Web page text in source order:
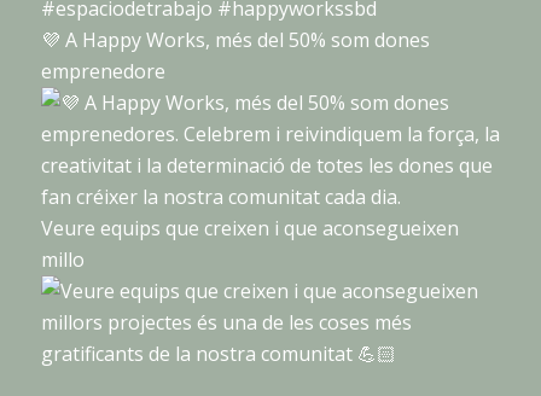
💜 A Happy Works, més del 50% som dones
emprenedore
Veure equips que creixen i que aconsegueixen
millo